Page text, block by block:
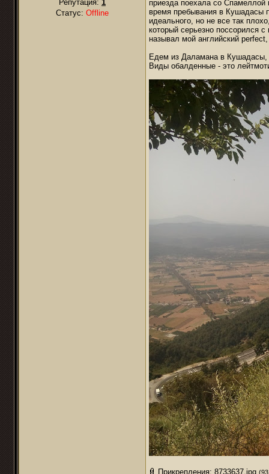
Репутация: 1
Статус: Offline
приезда поехала со
время пребывания в Кушадасы
идеального, но не все так
который серьезно поссорился
называл мой английский
Едем из Даламана в Кушадасы,
Виды обалденные - это
Прикрепления: 8733637.jpg